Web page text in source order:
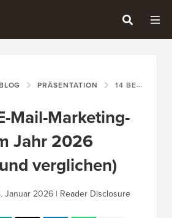
PRÄSENTATION 14 BESTE E-MAIL-MARKETING-DIENSTE IM JAHR 2026 (GETESTET UND VERGLICHEN)
Mail-Marketing-
Jahr 2026
verglichen)
Januar 2026 | Reader Disclosure